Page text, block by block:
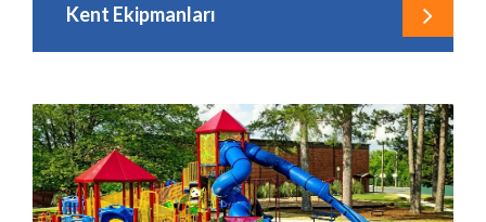
Kent Ekipmanları